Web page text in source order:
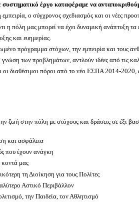
συστηματικό έργο καταφέραμε να
ο σύγχρονος σχεδιασμός και οι νέες
η πόλη μας μπορεί να έχει δυναμική ανάπτυξη τα
και ευημερίας.
πρόγραμμα στόχων, την εμπειρία και τους
των προβλημάτων, αντλούν ιδέες από τις
διαθέσιμοι πόροι από το νέο ΕΣΠΑ 2014-2020,
ζωή στην πόλη με στόχους και δράσεις σε έξι
και ασφάλεια
που έχουν ανάγκη
μας
τη Διοίκηση για τους Πολίτες
Αστικό Περιβάλλον
την Παιδεία, τον Αθλητισμό